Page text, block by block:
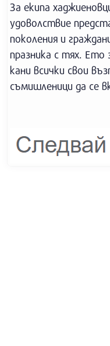
За екипа
удоволствие
поколения и
празника с тях. Ето
кани всички свои
съмишленици да се